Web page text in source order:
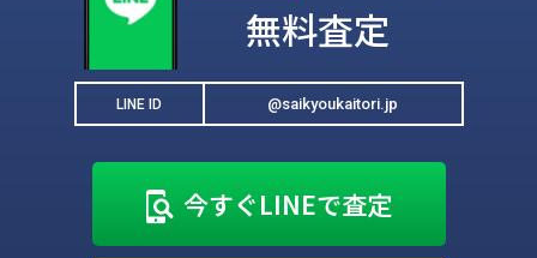
無料査定
LINE ID @saikyoukaitori.jp
今すぐLINEで査定